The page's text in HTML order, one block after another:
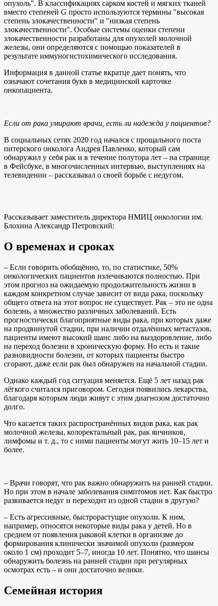
опухоль". В классификациях сарком костей и мягких тканей
вместо степеней G просто используются термины "высокая
степень злокачественности" и "низкая степень
злокачественности". Особые системы оценки степени
злокачественности разработаны для опухолей молочной
железы, они определяются с помощью показателей в
результате иммуногистохимического исследования.
Информация в данной статье вкратце дает понять, что
означают сочетания букв в медицинской карточке
онкопациента.
Если от рака умирают врачи, есть ли надежда у пациентов?
В социальных сетях 2020 год начался с прощального поста
питерского онколога Андрея Павленко, который сам
обнаружил у себя рак и в течение полутора лет – на странице
в Фейсбуке, в многочисленных интервью, выступлениях на
телевидении – рассказывал о своей борьбе с недугом.
Рассказывает заместитель директора НМИЦ онкологии им.
Блохина Александр Петровский:
О временах и сроках
– Если говорить обобщённо, то, по статистике, 50%
онкологических пациентов излечиваются полностью. При
этом прогноз на ожидаемую продолжительность жизни в
каждом конкретном случае зависит от вида рака, поскольку
общего ответа на этот вопрос не существует. Рак – это не одна
болезнь, а множество различных заболеваний. Есть
прогностически благоприятные виды рака, при которых даже
на продвинутой стадии, при наличии отдалённых метастазов,
пациенты имеют высокий шанс либо на выздоровление, либо
на переход болезни в хроническую форму. Но есть и такие
разновидности болезни, от которых пациенты быстро
сгорают, даже если рак был обнаружен на начальной стадии.
Однако каждый год ситуация меняется. Ещё 5 лет назад рак
лёгкого считался приговором. Сегодня появились лекарства,
благодаря которым люди живут с этим диагнозом достаточно
долго.
Что касается таких распространённых видов рака, как рак
молочной железы, колоректальный рак, рак яичников,
лимфомы и т. д., то с ними пациенты могут жить 10–15 лет и
более.
– Врачи говорят, что рак важно обнаружить на ранней стадии.
Но при этом в начале заболевания симптомов нет. Как быстро
развивается недуг и переходит из одной стадии в другую?
– Есть агрессивные, быстрорастущие опухоли. К ним,
например, относятся некоторые виды рака у детей. Но в
среднем от появления раковой клетки в организме до
формирования клинически значимой опухоли (размером
около 1 см) проходит 5–7, иногда 10 лет. Понятно, что шансы
обнаружить болезнь на ранней стадии при регулярных
осмотрах есть – и они достаточно велики.
Семейная история